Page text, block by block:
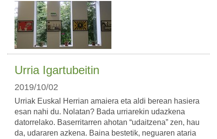
Urria Igartubeitin
2019/10/02
Urriak Euskal Herrian amaiera eta aldi berean hasiera
esan nahi du. Nolatan? Bada urriarekin udazkena
datorrelako. Baserritarren ahotan “udaitzena” zen, hau
da, udararen azkena. Baina bestetik, neguaren ataria